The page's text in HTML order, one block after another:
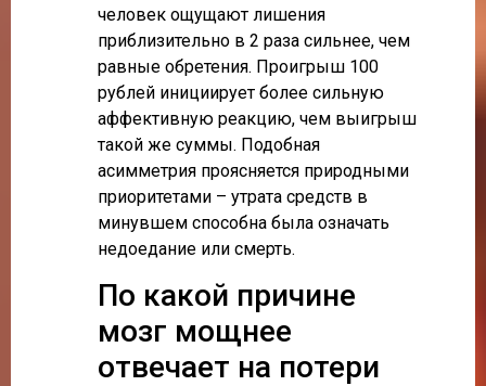
человек ощущают лишения
приблизительно в 2 раза сильнее, чем
равные обретения. Проигрыш 100
рублей инициирует более сильную
аффективную реакцию, чем выигрыш
такой же суммы. Подобная
асимметрия проясняется природными
приоритетами – утрата средств в
минувшем способна была означать
недоедание или смерть.
По какой причине
мозг мощнее
отвечает на потери